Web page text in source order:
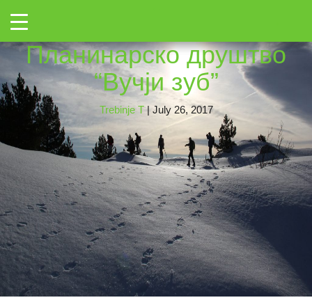
Toggle
KA-VUCJEM-ZUBU-2
Планинарско друштво
“Вучји зуб”
Trebinje T |July 26, 2017